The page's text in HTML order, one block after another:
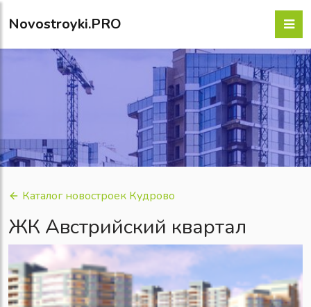
Novostroyki.PRO
Каталог новостроек Кудрово
ЖК Австрийский квартал